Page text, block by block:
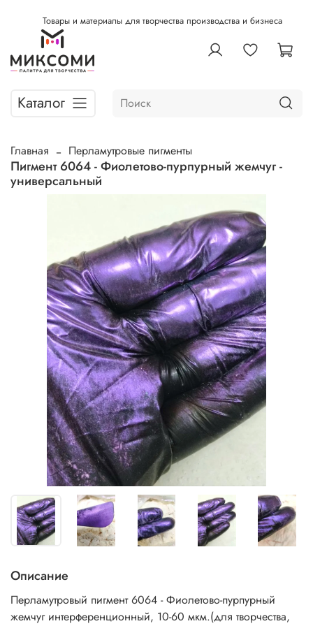
Товары и материалы для творчества производства и бизнеса
Каталог
Главная Перламутровые пигменты
Пигмент 6064 - Фиолетово-пурпурный жемчуг -
универсальный
Описание
Перламутровый пигмент 6064 - Фиолетово-пурпурный
жемчуг интерференционный, 10-60 мкм.(для творчества,